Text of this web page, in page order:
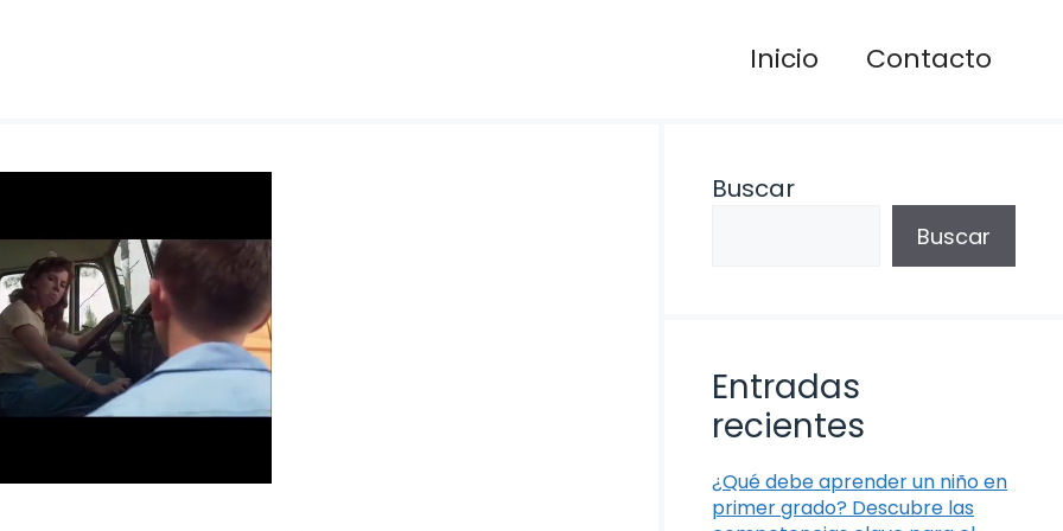
Inicio Contacto
Buscar
Buscar
Entradas
recientes
¿Qué debe aprender un niño en
primer grado? Descubre las